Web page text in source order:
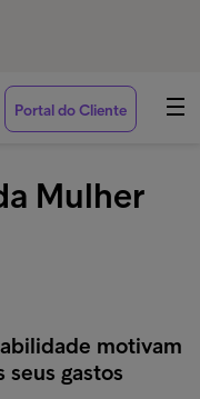
Portal do Cliente
Mulher
motivam
seus gastos